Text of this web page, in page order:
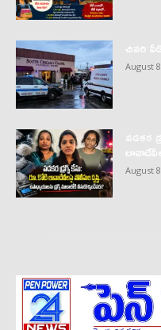
చివరి
August
వడకర
August